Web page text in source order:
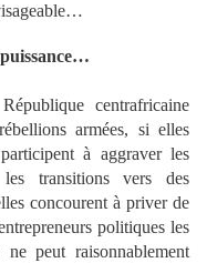
centrafricaine
armées, si elles
à aggraver les
transitions vers des
concourent à priver de
politiques les
peut raisonnablement